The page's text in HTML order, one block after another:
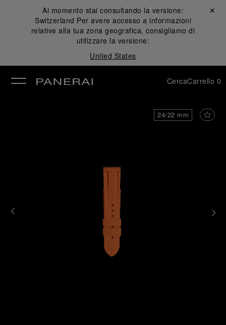
Al momento stai consultando la versione:
Switzerland Per avere accesso a informazioni
relative alla tua zona geografica, consigliamo di
utilizzare la versione:
United States
Chiudi ✕
CercaCarrello 0
24/22 mm